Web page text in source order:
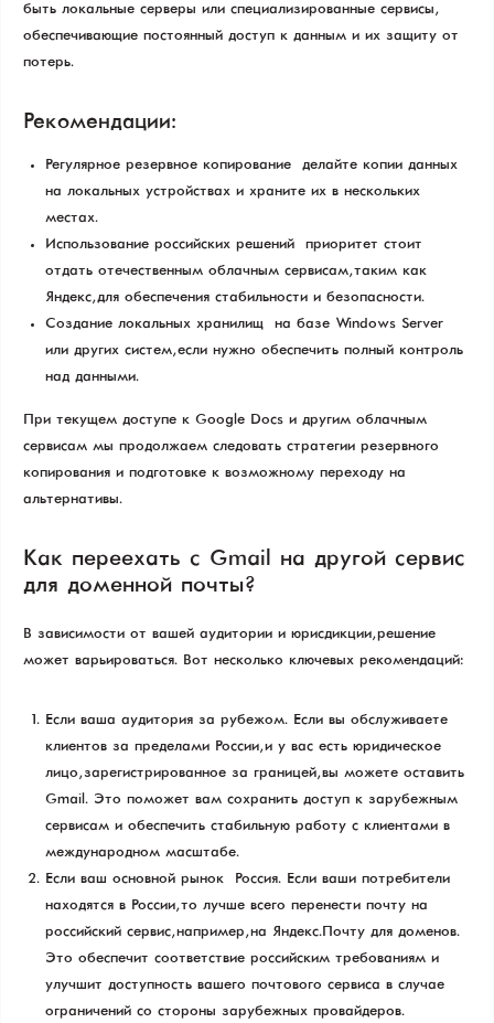
быть локальные серверы или специализированные сервисы,
обеспечивающие постоянный доступ к данным и их защиту от
потерь.
Рекомендации:
Регулярное резервное копирование — делайте копии данных
на локальных устройствах и храните их в нескольких
местах.
Использование российских решений — приоритет стоит
отдать отечественным облачным сервисам, таким как
Яндекс, для обеспечения стабильности и безопасности.
Создание локальных хранилищ — на базе Windows Server
или других систем, если нужно обеспечить полный контроль
над данными.
При текущем доступе к Google Docs и другим облачным
сервисам мы продолжаем следовать стратегии резервного
копирования и подготовке к возможному переходу на
альтернативы.
Как переехать с Gmail на другой сервис
для доменной почты?
В зависимости от вашей аудитории и юрисдикции, решение
может варьироваться. Вот несколько ключевых рекомендаций:
Если ваша аудитория за рубежом. Если вы обслуживаете
клиентов за пределами России, и у вас есть юридическое
лицо, зарегистрированное за границей, вы можете оставить
Gmail. Это поможет вам сохранить доступ к зарубежным
сервисам и обеспечить стабильную работу с клиентами в
международном масштабе.
Если ваш основной рынок — Россия. Если ваши потребители
находятся в России, то лучше всего перенести почту на
российский сервис, например, на Яндекс.Почту для доменов.
Это обеспечит соответствие российским требованиям и
улучшит доступность вашего почтового сервиса в случае
ограничений со стороны зарубежных провайдеров.